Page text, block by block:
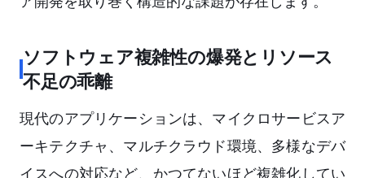
ソフトウェア複雑性の爆発とリソース
不足の乖離
現代のアプリケーションは、マイクロサービスア
ーキテクチャ、マルチクラウド環境、多様なデバ
イスへの対応など、かつてないほど複雑化してい